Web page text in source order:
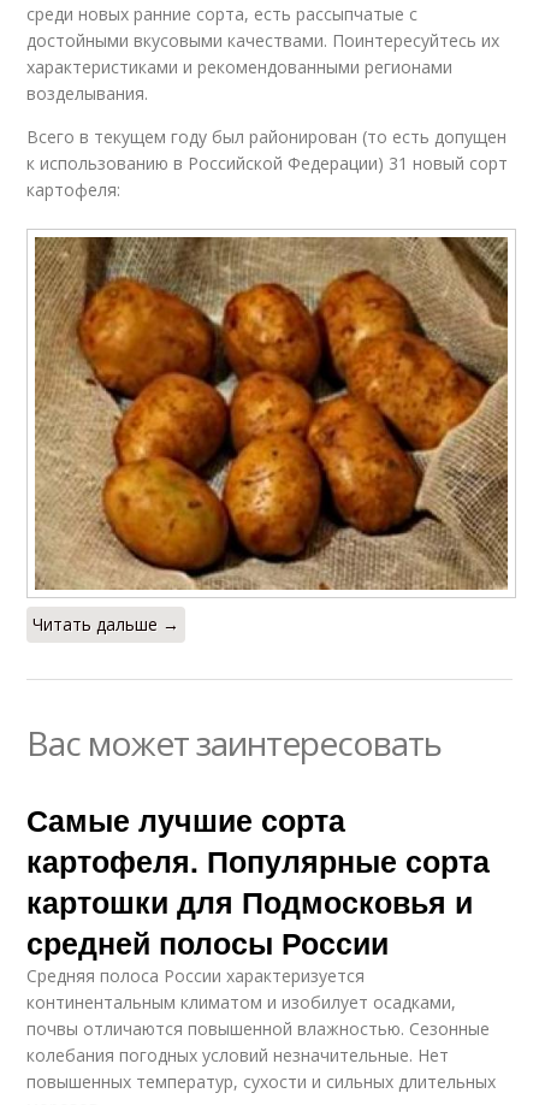
среди новых ранние сорта, есть рассыпчатые с
достойными вкусовыми качествами. Поинтересуйтесь их
характеристиками и рекомендованными регионами
возделывания.
Всего в текущем году был районирован (то есть допущен
к использованию в Российской Федерации) 31 новый сорт
картофеля:
Читать дальше →
Вас может заинтересовать
Самые лучшие сорта
картофеля. Популярные сорта
картошки для Подмосковья и
средней полосы России
Средняя полоса России характеризуется
континентальным климатом и изобилует осадками,
почвы отличаются повышенной влажностью. Сезонные
колебания погодных условий незначительные. Нет
повышенных температур, сухости и сильных длительных